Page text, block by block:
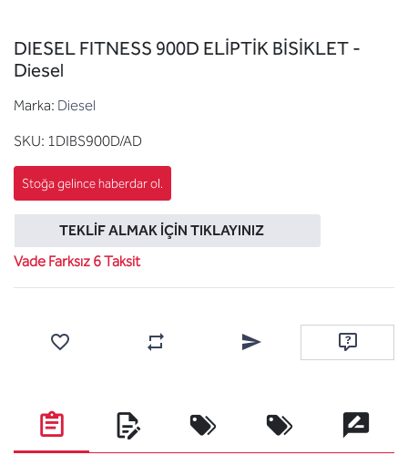
DIESEL FITNESS 900D ELİPTİK BİSİKLET -
Diesel
Marka: Diesel
SKU: 1DIBS900D/AD
TEKLIF ALMAK İÇIN TIKLAYINIZ
Vade Farksız 6 Taksit
Karşılaştırma listesine ekleArkadaşına e-posta ile
Soru sor